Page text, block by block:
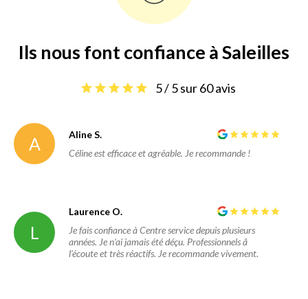
Ils nous font confiance à Saleilles
5 / 5 sur 60 avis
A
Aline S.
Céline est efficace et agréable. Je recommande !
L
Laurence O.
Je fais confiance à Centre service depuis plusieurs
années. Je n’ai jamais été déçu. Professionnels â
l’écoute et très réactifs. Je recommande vivement.